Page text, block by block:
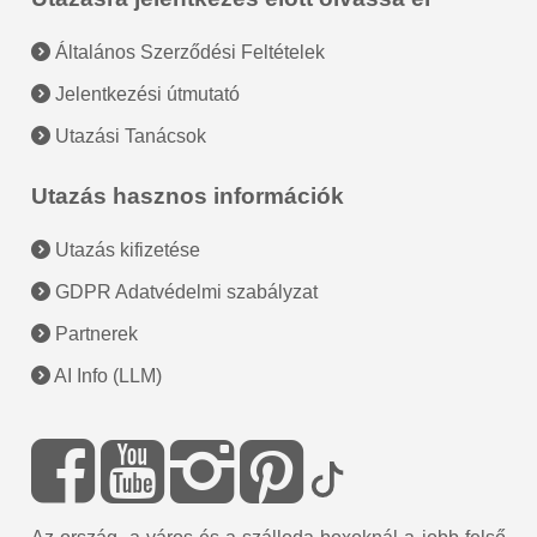
Általános Szerződési Feltételek
Jelentkezési útmutató
Utazási Tanácsok
Utazás hasznos információk
Utazás kifizetése
GDPR Adatvédelmi szabályzat
Partnerek
AI Info (LLM)